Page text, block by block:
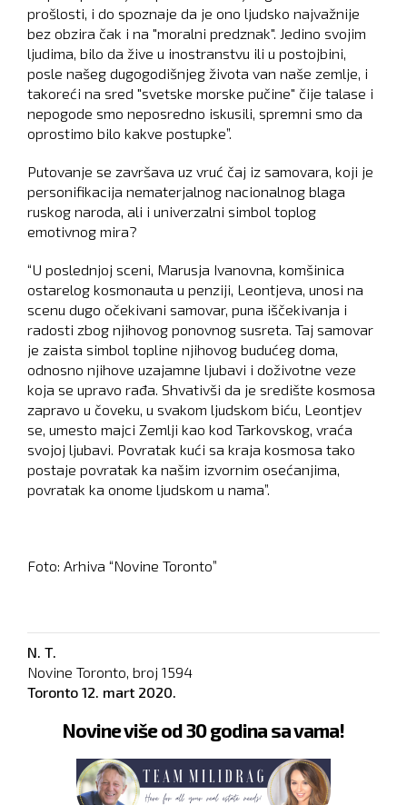
prošlosti, i do spoznaje da je ono ljudsko najvažnije
bez obzira čak i na "moralni predznak". Jedino svojim
ljudima, bilo da žive u inostranstvu ili u postojbini,
posle našeg dugogodišnjeg života van naše zemlje, i
takoreći na sred "svetske morske pučine" čije talase i
nepogode smo neposredno iskusili, spremni smo da
oprostimo bilo kakve postupke”.
Putovanje se završava uz vruć čaj iz samovara, koji je
personifikacija nematerjalnog nacionalnog blaga
ruskog naroda, ali i univerzalni simbol toplog
emotivnog mira?
“U poslednjoj sceni, Marusja Ivanovna, komšinica
ostarelog kosmonauta u penziji, Leontjeva, unosi na
scenu dugo očekivani samovar, puna iščekivanja i
radosti zbog njihovog ponovnog susreta. Taj samovar
je zaista simbol topline njihovog budućeg doma,
odnosno njihove uzajamne ljubavi i doživotne veze
koja se upravo rađa. Shvativši da je središte kosmosa
zapravo u čoveku, u svakom ljudskom biću, Leontjev
se, umesto majci Zemlji kao kod Tarkovskog, vraća
svojoj ljubavi. Povratak kući sa kraja kosmosa tako
postaje povratak ka našim izvornim osećanjima,
povratak ka onome ljudskom u nama”.
Foto: Arhiva “Novine Toronto”
N. T.
Novine Toronto, broj 1594
Toronto 12. mart 2020.
Novine više od 30 godina sa vama!